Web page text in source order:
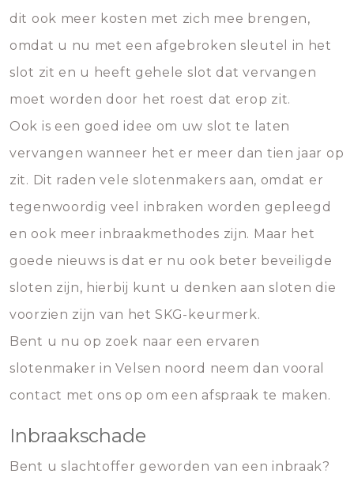
dit ook meer kosten met zich mee brengen,
omdat u nu met een afgebroken sleutel in het
slot zit en u heeft gehele slot dat vervangen
moet worden door het roest dat erop zit.
Ook is een goed idee om uw slot te laten
vervangen wanneer het er meer dan tien jaar op
zit. Dit raden vele slotenmakers aan, omdat er
tegenwoordig veel inbraken worden gepleegd
en ook meer inbraakmethodes zijn. Maar het
goede nieuws is dat er nu ook beter beveiligde
sloten zijn, hierbij kunt u denken aan sloten die
voorzien zijn van het SKG-keurmerk.
Bent u nu op zoek naar een ervaren
slotenmaker in Velsen noord neem dan vooral
contact met ons op om een afspraak te maken.
Inbraakschade
Bent u slachtoffer geworden van een inbraak?